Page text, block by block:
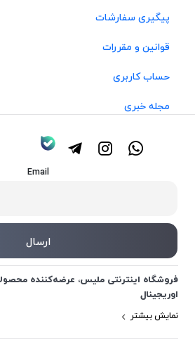
پیگیری سفارشات
قوانین و مقررات
حساب کاربری
مجله خبری
Email
فروشگاه اینترنتی ملیس، عرضه‌کننده
اوریجینال
نمایش بیشتر